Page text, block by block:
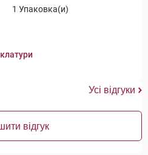
1 Упаковка(и)
Усі відгуки
відгук